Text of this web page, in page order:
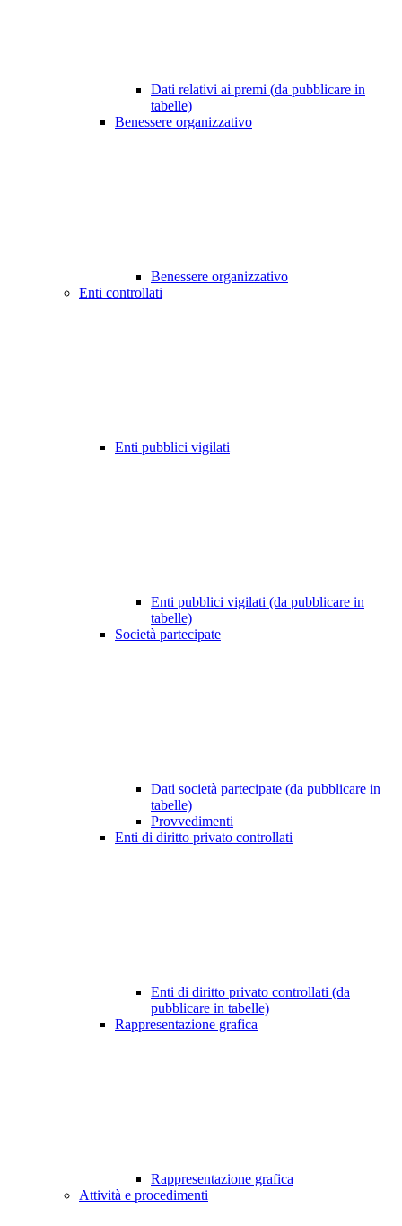
Dati relativi ai premi (da pubblicare in
tabelle)
Benessere organizzativo
Benessere organizzativo
Enti controllati
Enti pubblici vigilati
Enti pubblici vigilati (da pubblicare in
tabelle)
Società partecipate
Dati società partecipate (da pubblicare in
tabelle)
Provvedimenti
Enti di diritto privato controllati
Enti di diritto privato controllati (da
pubblicare in tabelle)
Rappresentazione grafica
Rappresentazione grafica
Attività e procedimenti